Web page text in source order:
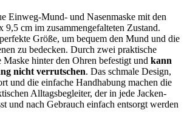
Einweg-Mund- und Nasenmaske mit den
9,5 cm im zusammengefalteten Zustand.
Größe, um bequem den Mund und die
zu bedecken. Durch zwei praktische
hinter den Ohren befestigt und kann
nicht verrutschen. Das schmale Design,
und die einfache Handhabung machen die
Alltagsbegleiter, der in jede Jacken-
und nach Gebrauch einfach entsorgt werden